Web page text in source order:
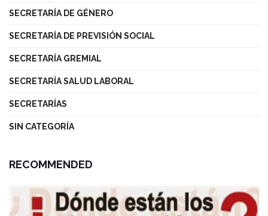
SECRETARÍA DE GÉNERO
SECRETARÍA DE PREVISIÓN SOCIAL
SECRETARÍA GREMIAL
SECRETARÍA SALUD LABORAL
SECRETARÍAS
SIN CATEGORÍA
RECOMMENDED